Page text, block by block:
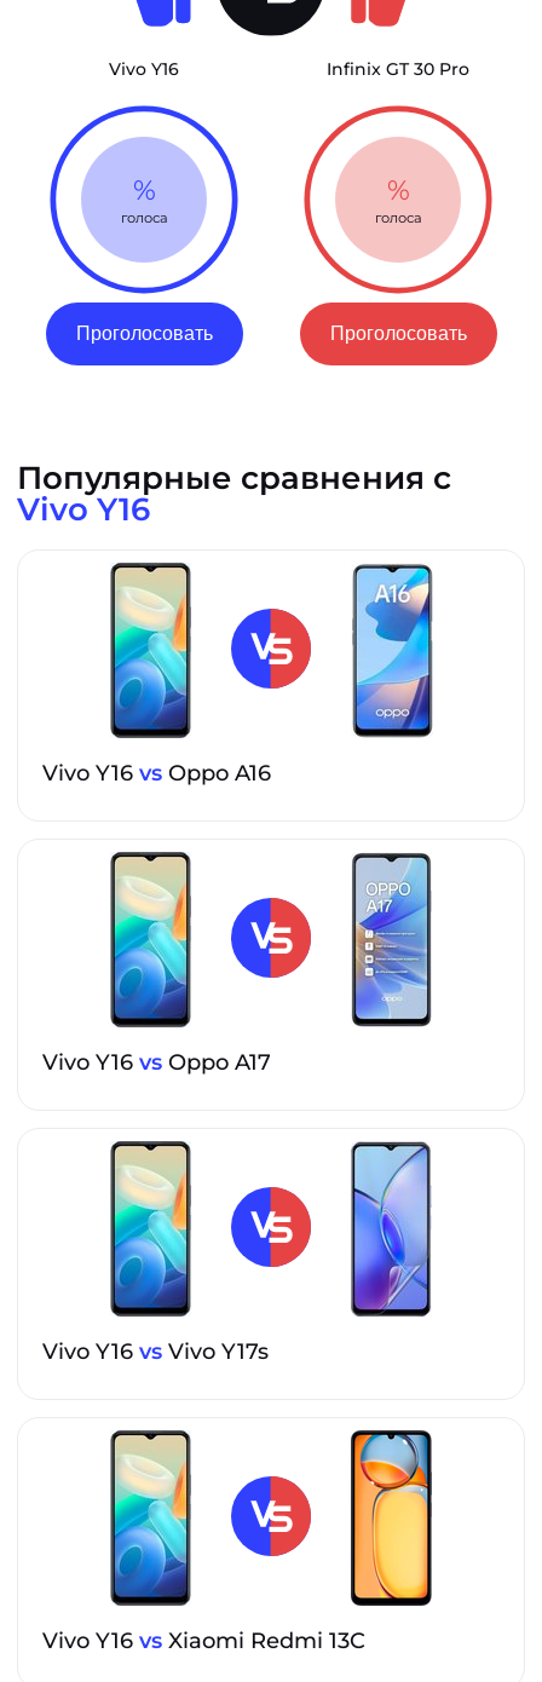
Vivo Y16
%
голоса
Проголосовать
Infinix GT 30 Pro
%
голоса
Проголосовать
Популярные сравнения с
Vivo Y16
Vivo Y16 vs Oppo A16
Vivo Y16 vs Oppo A17
Vivo Y16 vs Vivo Y17s
Vivo Y16 vs Xiaomi Redmi 13C